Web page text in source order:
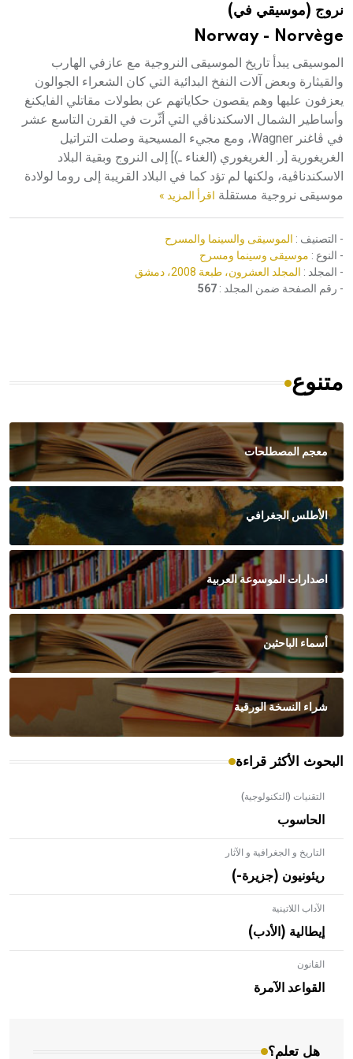
هيئة الموسوعة العربية تطلق موسوعات جديدة في عام 2026
نروج (موسيقي في)
Norway - Norvège
الموسيقى يبدأ تاريخ الموسيقى النروجية مع عازفي الهارب
والقيثارة وبعض آلات النفخ البدائية التي كان الشعراء الجوالون
يعزفون عليها وهم يقصون حكاياتهم عن بطولات مقاتلي الفايكنغ
وأساطير الشمال الاسكندناڤي التي أثّرت في القرن التاسع عشر
في ڤاغنر Wagner، ومع مجيء المسيحية وصلت التراتيل
الغريغورية [ر. الغريغوري (الغناء ـ)] إلى النروج وبقية البلاد
الاسكندناڤية، ولكنها لم تؤد كما في البلاد القريبة إلى روما لولادة
موسيقى نروجية مستقلة اقرأ المزيد »
- التصنيف : الموسيقى والسينما والمسرح
- النوع : موسيقى وسينما ومسرح
- المجلد : المجلد العشرون، طبعة 2008، دمشق
- رقم الصفحة ضمن المجلد : 567
متنوع
معجم المصطلحات
الأطلس الجغرافي
اصدارات الموسوعة العربية
أسماء الباحثين
شراء النسخة الورقية
البحوث الأكثر قراءة
التقنيات (التكنولوجية)
الحاسوب
التاريخ و الجغرافية و الآثار
ريئونيون (جزيرة-)
الآداب اللاتينية
إيطالية (الأدب)
القانون
القواعد الآمرة
هل تعلم؟
- هل تعلم أن الأبلق نوع من الفنون الهندسية التي ارتبطت
بالعمارة الإسلامية في بلاد الشام ومصر خاصة، حيث يحرص
المعمار على بناء مداميكه وخاصة في الواجهات